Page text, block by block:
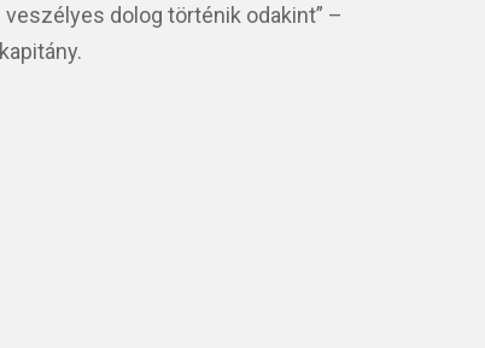
dolog történik odakint” –